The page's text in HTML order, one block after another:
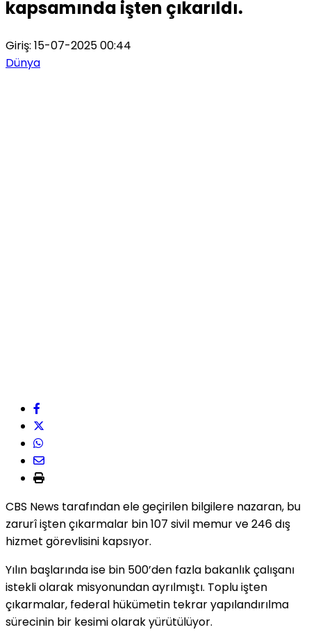
kapsamında işten çıkarıldı.
Giriş: 15-07-2025 00:44
Dünya
CBS News tarafından ele geçirilen bilgilere nazaran, bu
zarurî işten çıkarmalar bin 107 sivil memur ve 246 dış
hizmet görevlisini kapsıyor.
Yılın başlarında ise bin 500’den fazla bakanlık çalışanı
istekli olarak misyonundan ayrılmıştı. Toplu işten
çıkarmalar, federal hükümetin tekrar yapılandırılma
sürecinin bir kesimi olarak yürütülüyor.